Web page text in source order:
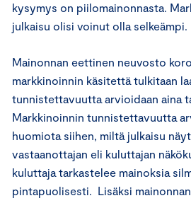
kysymys on piilomainonnasta.
julkaisu olisi voinut olla selkeämpi.
Mainonnan eettinen neuvosto
markkinoinnin käsitettä tulkitaan
tunnistettavuutta arvioidaan aina
Markkinoinnin tunnistettavuutta
huomiota siihen, miltä julkaisu
vastaanottajan eli kuluttajan
kuluttaja tarkastelee mainoksia
pintapuolisesti. Lisäksi